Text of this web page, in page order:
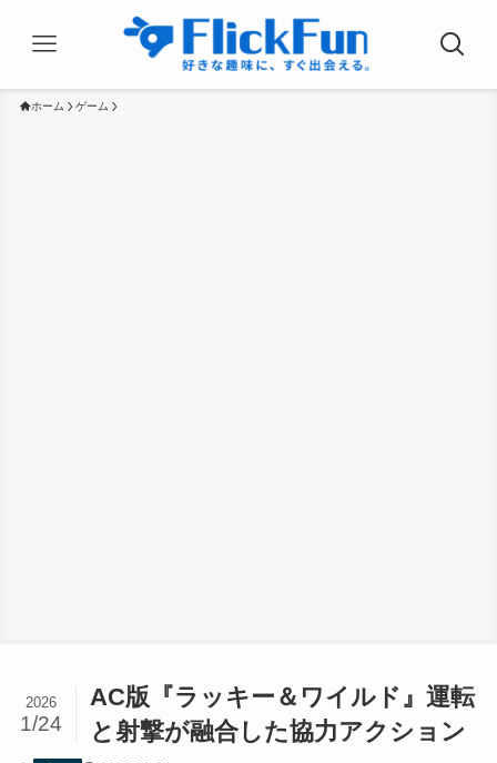
ホーム ゲーム
AC版『ラッキー＆ワイルド』運転
と射撃が融合した協力アクション
2026
1/24